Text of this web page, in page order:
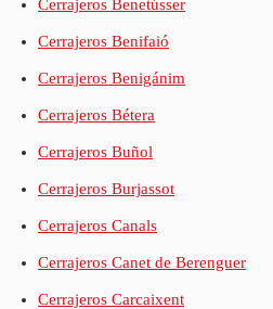
Cerrajeros Benetússer
Cerrajeros Benifaió
Cerrajeros Benigánim
Cerrajeros Bétera
Cerrajeros Buñol
Cerrajeros Burjassot
Cerrajeros Canals
Cerrajeros Canet de Berenguer
Cerrajeros Carcaixent